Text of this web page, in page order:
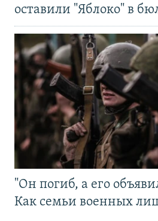
оставили "Яблоко" в
"Он погиб, а его
Как семьи военных